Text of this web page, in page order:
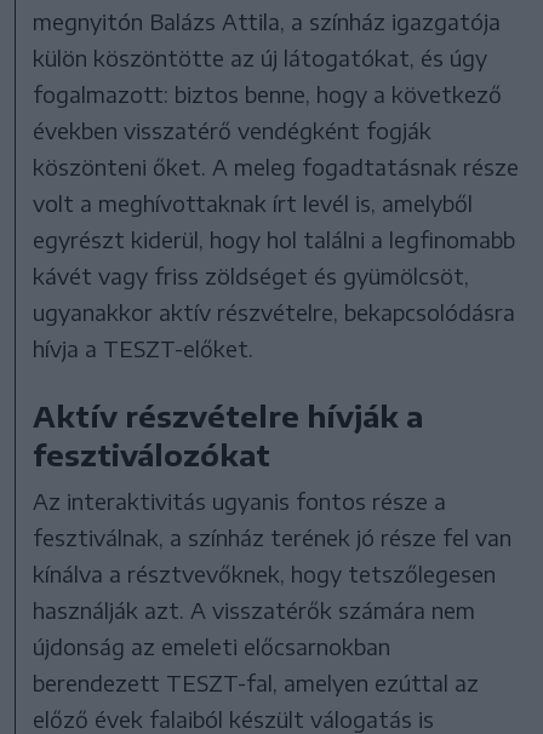
megnyitón Balázs Attila, a színház igazgatója
külön köszöntötte az új látogatókat, és úgy
fogalmazott: biztos benne, hogy a következő
években visszatérő vendégként fogják
köszönteni őket. A meleg fogadtatásnak része
volt a meghívottaknak írt levél is, amelyből
egyrészt kiderül, hogy hol találni a legfinomabb
kávét vagy friss zöldséget és gyümölcsöt,
ugyanakkor aktív részvételre, bekapcsolódásra
hívja a TESZT-előket.
Aktív részvételre hívják a
fesztiválozókat
Az interaktivitás ugyanis fontos része a
fesztiválnak, a színház terének jó része fel van
kínálva a résztvevőknek, hogy tetszőlegesen
használják azt. A visszatérők számára nem
újdonság az emeleti előcsarnokban
berendezett TESZT-fal, amelyen ezúttal az
előző évek falaiból készült válogatás is